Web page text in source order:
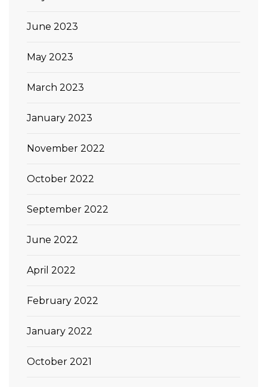
June 2023
May 2023
March 2023
January 2023
November 2022
October 2022
September 2022
June 2022
April 2022
February 2022
January 2022
October 2021